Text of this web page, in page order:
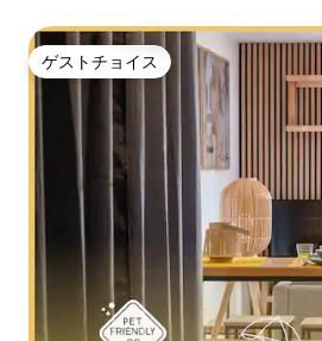
ゲストチョイス
ゲストチョイス